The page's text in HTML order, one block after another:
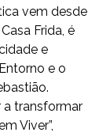
vem desde
Frida, é
e
e o
a transformar
Viver”,